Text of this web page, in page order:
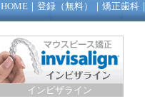
HOME｜ 登録（無料） ｜ 矯正歯科｜
インビザライン